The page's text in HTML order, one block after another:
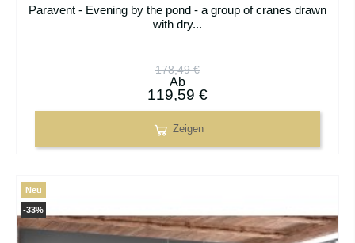
Paravent - Evening by the pond - a group of cranes drawn
with dry...
178,49 €
Ab
119,59 €
Zeigen
-33%
Neu